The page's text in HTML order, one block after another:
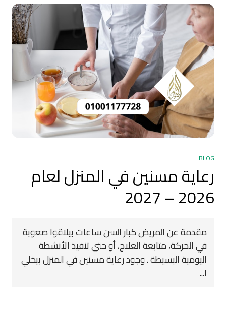
BLOG
رعاية مسنين في المنزل لعام
2026 – 2027
مقدمة عن المريض كبار السن ساعات بيلاقوا صعوبة
في الحركة، متابعة العلاج، أو حتى تنفيذ الأنشطة
اليومية البسيطة . وجود رعاية مسنين في المنزل بيخلي
ا...